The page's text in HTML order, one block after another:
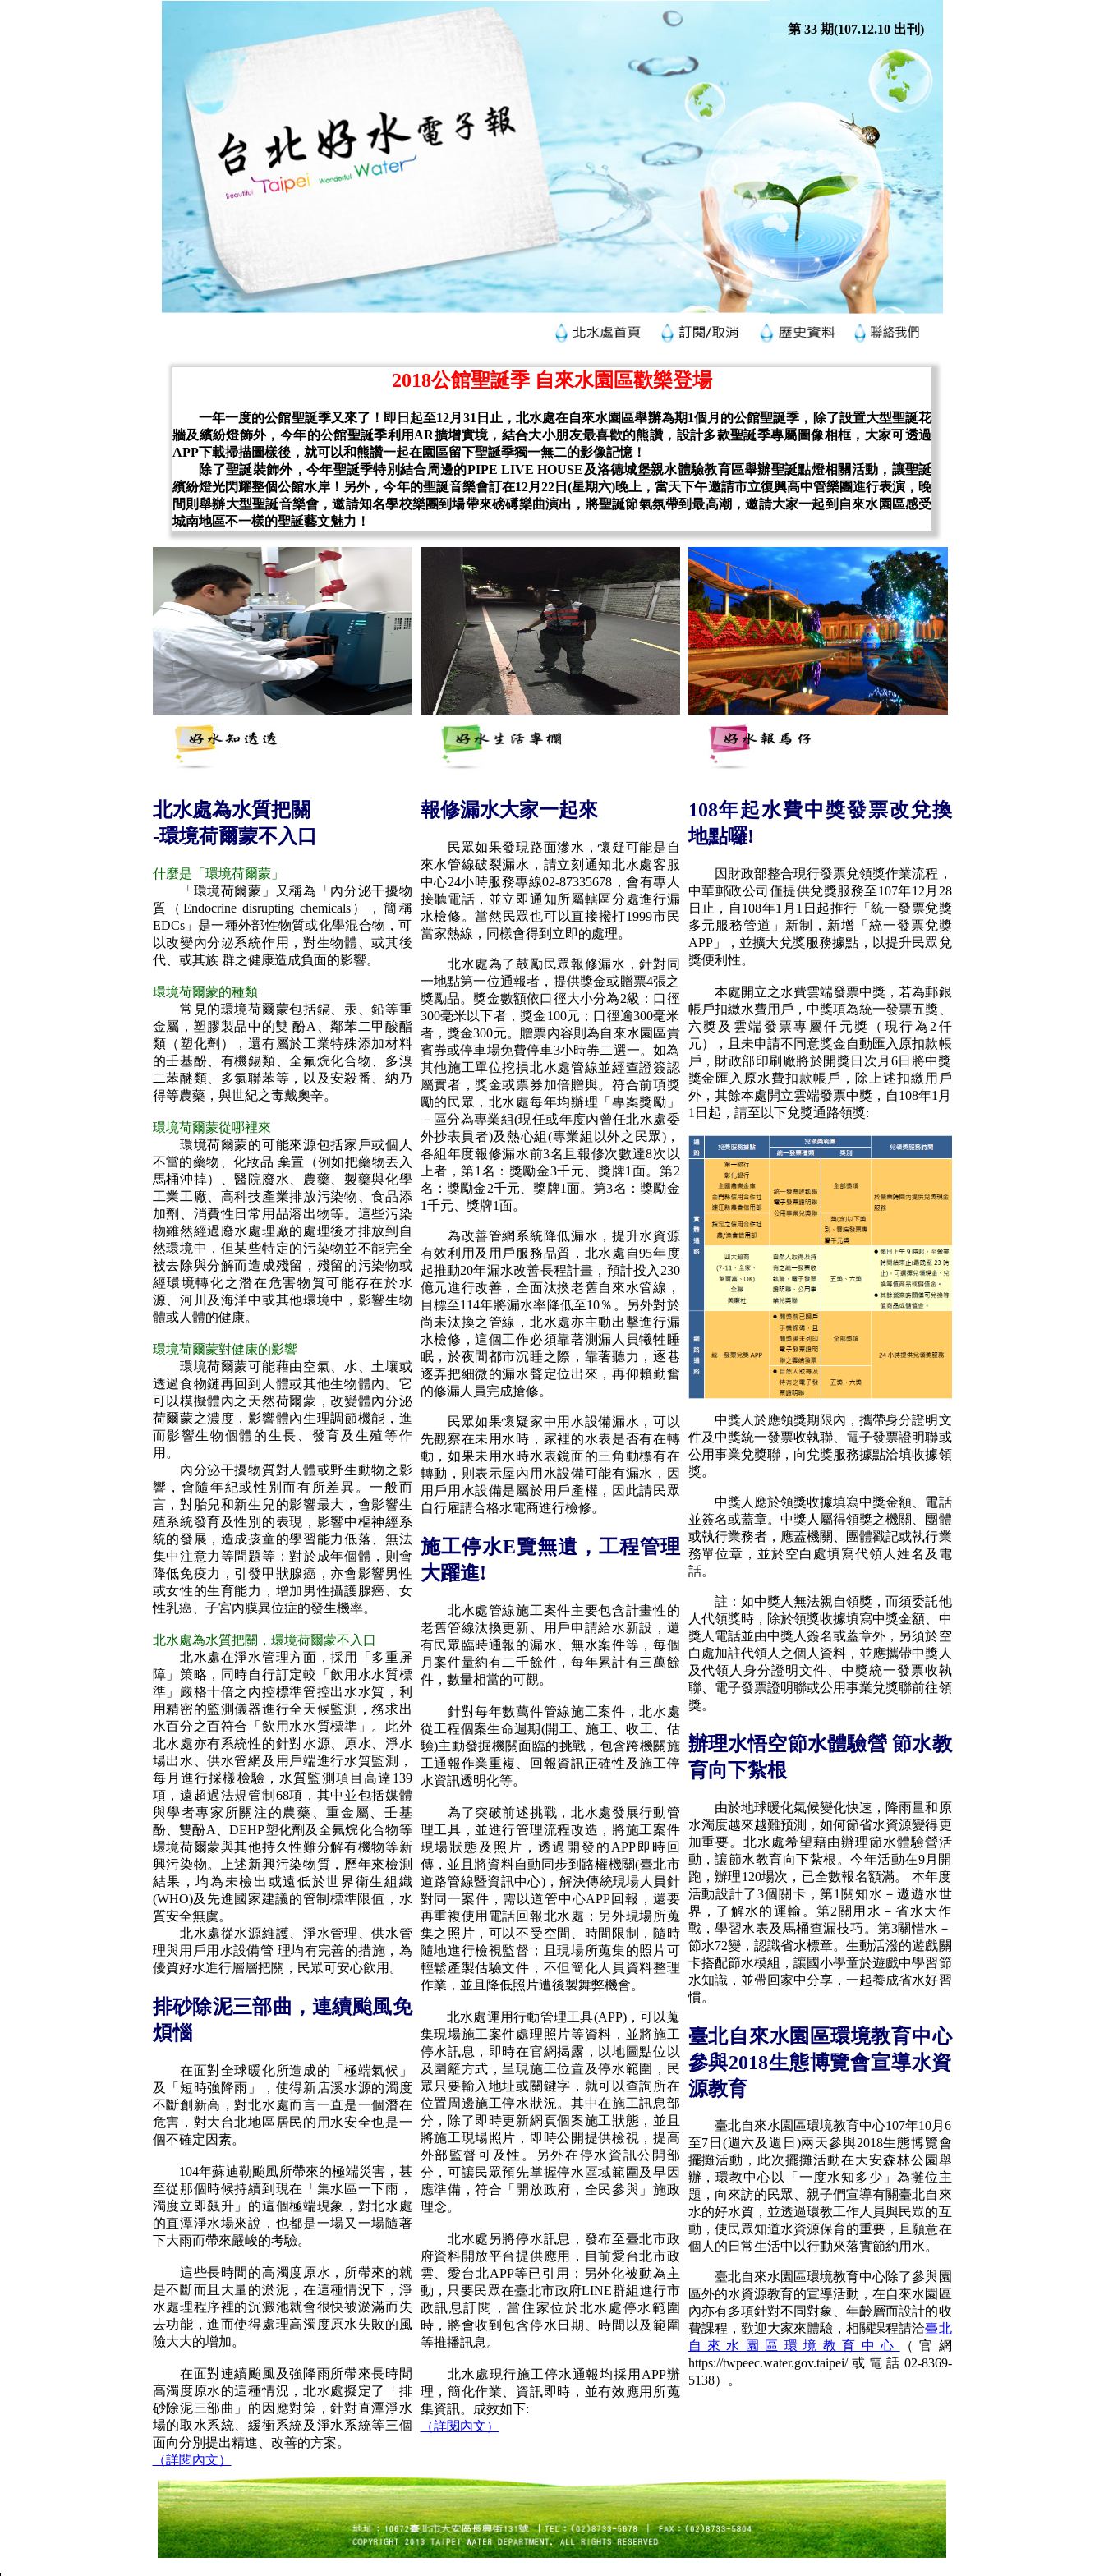
第 33 期(107.12.10 出刊)
2018公館聖誕季 自來水園區歡樂登場
一年一度的公館聖誕季又來了！即日起至12月31日止，北水處在自來水園區舉辦為期1個月的公館聖誕季，除了設置大型聖誕花
牆及繽紛燈飾外，今年的公館聖誕季利用AR擴增實境，結合大小朋友最喜歡的熊讚，設計多款聖誕季專屬圖像相框，大家可透過
APP下載掃描圖樣後，就可以和熊讚一起在園區留下聖誕季獨一無二的影像記憶！
除了聖誕裝飾外，今年聖誕季特別結合周邊的PIPE LIVE HOUSE及洛德城堡親水體驗教育區舉辦聖誕點燈相關活動，讓聖誕
繽紛燈光閃耀整個公館水岸！另外，今年的聖誕音樂會訂在12月22日(星期六)晚上，當天下午邀請市立復興高中管樂團進行表演，晚
間則舉辦大型聖誕音樂會，邀請知名學校樂團到場帶來磅礡樂曲演出，將聖誕節氣氛帶到最高潮，邀請大家一起到自來水園區感受
城南地區不一樣的聖誕藝文魅力！
北水處為水質把關
-環境荷爾蒙不入口
什麼是「環境荷爾蒙」
「環境荷爾蒙」又稱為「內分泌干擾物
質（Endocrine disrupting chemicals），簡稱
EDCs」是一種外部性物質或化學混合物，可
以改變內分泌系統作用，對生物體、或其後
代、或其族 群之健康造成負面的影響。
環境荷爾蒙的種類
常見的環境荷爾蒙包括鎘、汞、鉛等重
金屬，塑膠製品中的雙 酚A、鄰苯二甲酸酯
類（塑化劑），還有屬於工業特殊添加材料
的壬基酚、有機錫類、全氟烷化合物、多溴
二苯醚類、多氯聯苯等，以及安殺番、納乃
得等農藥，與世紀之毒戴奧辛。
環境荷爾蒙從哪裡來
環境荷爾蒙的可能來源包括家戶或個人
不當的藥物、化妝品 棄置（例如把藥物丟入
馬桶沖掉）、醫院廢水、農藥、製藥與化學
工業工廠、高科技產業排放污染物、食品添
加劑、消費性日常用品溶出物等。這些污染
物雖然經過廢水處理廠的處理後才排放到自
然環境中，但某些特定的污染物並不能完全
被去除與分解而造成殘留，殘留的污染物或
經環境轉化之潛在危害物質可能存在於水
源、河川及海洋中或其他環境中，影響生物
體或人體的健康。
環境荷爾蒙對健康的影響
環境荷爾蒙可能藉由空氣、水、土壤或
透過食物鏈再回到人體或其他生物體內。它
可以模擬體內之天然荷爾蒙，改變體內分泌
荷爾蒙之濃度，影響體內生理調節機能，進
而影響生物個體的生長、發育及生殖等作
用。
內分泌干擾物質對人體或野生動物之影
響，會隨年紀或性別而有所差異。一般而
言，對胎兒和新生兒的影響最大，會影響生
殖系統發育及性別的表現，影響中樞神經系
統的發展，造成孩童的學習能力低落、無法
集中注意力等問題等；對於成年個體，則會
降低免疫力，引發甲狀腺癌，亦會影響男性
或女性的生育能力，增加男性攝護腺癌、女
性乳癌、子宮內膜異位症的發生機率。
北水處為水質把關，環境荷爾蒙不入口
北水處在淨水管理方面，採用「多重屏
障」策略，同時自行訂定較「飲用水水質標
準」嚴格十倍之內控標準管控出水水質，利
用精密的監測儀器進行全天候監測，務求出
水百分之百符合「飲用水水質標準」。此外
北水處亦有系統性的針對水源、原水、淨水
場出水、供水管網及用戶端進行水質監測，
每月進行採樣檢驗，水質監測項目高達139
項，遠超過法規管制68項，其中並包括媒體
與學者專家所關注的農藥、重金屬、壬基
酚、雙酚A、DEHP塑化劑及全氟烷化合物等
環境荷爾蒙與其他持久性難分解有機物等新
興污染物。上述新興污染物質，歷年來檢測
結果，均為未檢出或遠低於世界衛生組織
(WHO)及先進國家建議的管制標準限值，水
質安全無虞。
北水處從水源維護、淨水管理、供水管
理與用戶用水設備管 理均有完善的措施，為
優質好水進行層層把關，民眾可安心飲用。
排砂除泥三部曲，連續颱風免
煩惱
在面對全球暖化所造成的「極端氣候」
及「短時強降雨」，使得新店溪水源的濁度
不斷創新高，對北水處而言一直是一個潛在
危害，對大台北地區居民的用水安全也是一
個不確定因素。
104年蘇迪勒颱風所帶來的極端災害，甚
至從那個時候持續到現在「集水區一下雨，
濁度立即飆升」的這個極端現象，對北水處
的直潭淨水場來說，也都是一場又一場隨著
下大雨而帶來嚴峻的考驗。
這些長時間的高濁度原水，所帶來的就
是不斷而且大量的淤泥，在這種情況下，淨
水處理程序裡的沉澱池就會很快被淤滿而失
去功能，進而使得處理高濁度原水失敗的風
險大大的增加。
在面對連續颱風及強降雨所帶來長時間
高濁度原水的這種情況，北水處擬定了「排
砂除泥三部曲」的因應對策，針對直潭淨水
場的取水系統、緩衝系統及淨水系統等三個
面向分別提出精進、改善的方案。
（詳閱內文）
報修漏水大家一起來
民眾如果發現路面滲水，懷疑可能是自
來水管線破裂漏水，請立刻通知北水處客服
中心24小時服務專線02-87335678，會有專人
接聽電話，並立即通知所屬轄區分處進行漏
水檢修。當然民眾也可以直接撥打1999市民
當家熱線，同樣會得到立即的處理。
北水處為了鼓勵民眾報修漏水，針對同
一地點第一位通報者，提供獎金或贈票4張之
獎勵品。獎金數額依口徑大小分為2級：口徑
300毫米以下者，獎金100元；口徑逾300毫米
者，獎金300元。贈票內容則為自來水園區貴
賓券或停車場免費停車3小時券二選一。如為
其他施工單位挖損北水處管線並經查證簽認
屬實者，獎金或票券加倍贈與。符合前項獎
勵的民眾，北水處每年均辦理「專案獎勵」
－區分為專業組(現任或年度內曾任北水處委
外抄表員者)及熱心組(專業組以外之民眾)，
各組年度報修漏水前3名且報修次數達8次以
上者，第1名：獎勵金3千元、獎牌1面。第2
名：獎勵金2千元、獎牌1面。第3名：獎勵金
1千元、獎牌1面。
為改善管網系統降低漏水，提升水資源
有效利用及用戶服務品質，北水處自95年度
起推動20年漏水改善長程計畫，預計投入230
億元進行改善，全面汰換老舊自來水管線，
目標至114年將漏水率降低至10％。另外對於
尚未汰換之管線，北水處亦主動出擊進行漏
水檢修，這個工作必須靠著測漏人員犧牲睡
眠，於夜間都市沉睡之際，靠著聽力，逐巷
逐弄把細微的漏水聲定位出來，再仰賴勤奮
的修漏人員完成搶修。
民眾如果懷疑家中用水設備漏水，可以
先觀察在未用水時，家裡的水表是否有在轉
動，如果未用水時水表鏡面的三角動標有在
轉動，則表示屋內用水設備可能有漏水，因
用戶用水設備是屬於用戶產權，因此請民眾
自行雇請合格水電商進行檢修。
施工停水E覽無遺，工程管理
大躍進!
北水處管線施工案件主要包含計畫性的
老舊管線汰換更新、用戶申請給水新設，還
有民眾臨時通報的漏水、無水案件等，每個
月案件量約有二千餘件，每年累計有三萬餘
件，數量相當的可觀。
針對每年數萬件管線施工案件，北水處
從工程個案生命週期(開工、施工、收工、估
驗)主動發掘機關面臨的挑戰，包含跨機關施
工通報作業重複、回報資訊正確性及施工停
水資訊透明化等。
為了突破前述挑戰，北水處發展行動管
理工具，並進行管理流程改造，將施工案件
現場狀態及照片，透過開發的APP即時回
傳，並且將資料自動同步到路權機關(臺北市
道路管線暨資訊中心)，解決傳統現場人員針
對同一案件，需以道管中心APP回報，還要
再重複使用電話回報北水處；另外現場所蒐
集之照片，可以不受空間、時間限制，隨時
隨地進行檢視監督；且現場所蒐集的照片可
輕鬆產製估驗文件，不但簡化人員資料整理
作業，並且降低照片遭後製舞弊機會。
北水處運用行動管理工具(APP)，可以蒐
集現場施工案件處理照片等資料，並將施工
停水訊息，即時在官網揭露，以地圖點位以
及圍籬方式，呈現施工位置及停水範圍，民
眾只要輸入地址或關鍵字，就可以查詢所在
位置周邊施工停水狀況。其中在施工訊息部
分，除了即時更新網頁個案施工狀態，並且
將施工現場照片，即時公開提供檢視，提高
外部監督可及性。另外在停水資訊公開部
分，可讓民眾預先掌握停水區域範圍及早因
應準備，符合「開放政府，全民參與」施政
理念。
北水處另將停水訊息，發布至臺北市政
府資料開放平台提供應用，目前愛台北市政
雲、愛台北APP等已引用；另外化被動為主
動，只要民眾在臺北市政府LINE群組進行市
政訊息訂閱，當住家位於北水處停水範圍
時，將會收到包含停水日期、時間以及範圍
等推播訊息。
北水處現行施工停水通報均採用APP辦
理，簡化作業、資訊即時，並有效應用所蒐
集資訊。成效如下:
（詳閱內文）
108年起水費中獎發票改兌換
地點囉!
因財政部整合現行發票兌領獎作業流程，
中華郵政公司僅提供兌獎服務至107年12月28
日止，自108年1月1日起推行「統一發票兌獎
多元服務管道」新制，新增「統一發票兌獎
APP」，並擴大兌獎服務據點，以提升民眾兌
獎便利性。
本處開立之水費雲端發票中獎，若為郵銀
帳戶扣繳水費用戶，中獎項為統一發票五獎、
六獎及雲端發票專屬仟元獎（現行為2仟
元），且未申請不同意獎金自動匯入原扣款帳
戶，財政部印刷廠將於開獎日次月6日將中獎
獎金匯入原水費扣款帳戶，除上述扣繳用戶
外，其餘本處開立雲端發票中獎，自108年1月
1日起，請至以下兌獎通路領獎:
中獎人於應領獎期限內，攜帶身分證明文
件及中獎統一發票收執聯、電子發票證明聯或
公用事業兌獎聯，向兌獎服務據點洽填收據領
獎。
中獎人應於領獎收據填寫中獎金額、電話
並簽名或蓋章。中獎人屬得領獎之機關、團體
或執行業務者，應蓋機關、團體戳記或執行業
務單位章，並於空白處填寫代領人姓名及電
話。
註：如中獎人無法親自領獎，而須委託他
人代領獎時，除於領獎收據填寫中獎金額、中
獎人電話並由中獎人簽名或蓋章外，另須於空
白處加註代領人之個人資料，並應攜帶中獎人
及代領人身分證明文件、中獎統一發票收執
聯、電子發票證明聯或公用事業兌獎聯前往領
獎。
辦理水悟空節水體驗營 節水教
育向下紮根
由於地球暖化氣候變化快速，降雨量和原
水濁度越來越難預測，如何節省水資源變得更
加重要。北水處希望藉由辦理節水體驗營活
動，讓節水教育向下紮根。今年活動在9月開
跑，辦理120場次，已全數報名額滿。 本年度
活動設計了3個關卡，第1關知水－遨遊水世
界，了解水的運輸。第2關用水－省水大作
戰，學習水表及馬桶查漏技巧。第3關惜水－
節水72變，認識省水標章。生動活潑的遊戲關
卡搭配節水模組，讓國小學童於遊戲中學習節
水知識，並帶回家中分享，一起養成省水好習
慣。
臺北自來水園區環境教育中心
參與2018生態博覽會宣導水資
源教育
臺北自來水園區環境教育中心107年10月6
至7日(週六及週日)兩天參與2018生態博覽會
擺攤活動，此次擺攤活動在大安森林公園舉
辦，環教中心以「一度水知多少」為攤位主
題，向來訪的民眾、親子們宣導有關臺北自來
水的好水質，並透過環教工作人員與民眾的互
動，使民眾知道水資源保育的重要，且願意在
個人的日常生活中以行動來落實節約用水。
臺北自來水園區環境教育中心除了參與園
區外的水資源教育的宣導活動，在自來水園區
內亦有多項針對不同對象、年齡層而設計的收
費課程，歡迎大家來體驗，相關課程請洽臺北
自來水園區環境教育中心
（官網
https://twpeec.water.gov.taipei/或電話02-8369-
5138）。